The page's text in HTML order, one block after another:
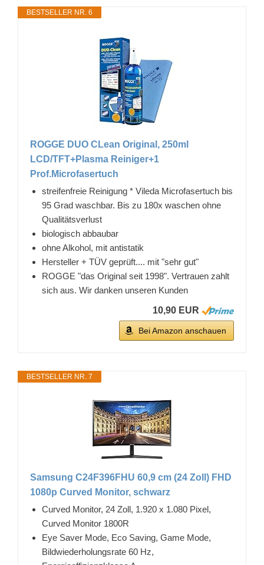
BESTSELLER NR. 6
ROGGE DUO CLean Original, 250ml
LCD/TFT+Plasma Reiniger+1
Prof.Microfasertuch
streifenfreie Reinigung * Vileda Microfasertuch bis
95 Grad waschbar. Bis zu 180x waschen ohne
Qualitätsverlust
biologisch abbaubar
ohne Alkohol, mit antistatik
Hersteller + TÜV geprüft.... mit "sehr gut"
ROGGE "das Original seit 1998". Vertrauen zahlt
sich aus. Wir danken unseren Kunden
10,90 EUR
Bei Amazon anschauen
BESTSELLER NR. 7
Samsung C24F396FHU 60,9 cm (24 Zoll) FHD
1080p Curved Monitor, schwarz
Curved Monitor, 24 Zoll, 1.920 x 1.080 Pixel,
Curved Monitor 1800R
Eye Saver Mode, Eco Saving, Game Mode,
Bildwiederholungsrate 60 Hz,